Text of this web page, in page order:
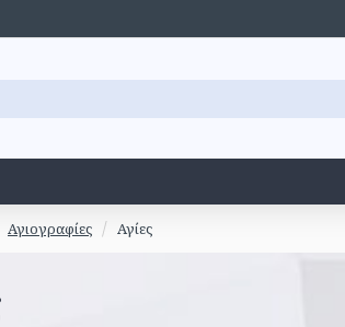
Αγιογραφίες Αγίες